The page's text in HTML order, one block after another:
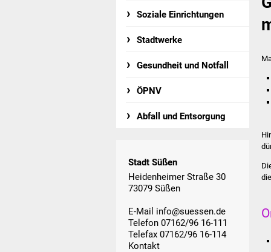
Soziale Einrichtungen
Stadtwerke
Gesundheit und Notfall
ÖPNV
Abfall und Entsorgung
Stadt Süßen
Heidenheimer Straße 30
73079 Süßen
E-Mail info@suessen.de
Telefon 07162/96 16-111
Telefax 07162/96 16-114
Kontakt